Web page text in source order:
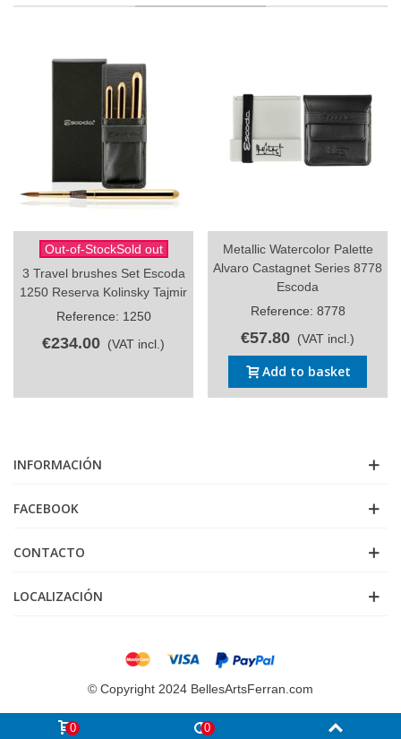
Out-of-StockSold out
3 Travel brushes Set Escoda
1250 Reserva Kolinsky Tajmir
Reference: 1250
€234.00 (VAT incl.)
Metallic Watercolor Palette
Alvaro Castagnet Series 8778
Escoda
Reference: 8778
€57.80 (VAT incl.)
Add to basket
INFORMACIÓN
FACEBOOK
CONTACTO
LOCALIZACIÓN
© Copyright 2024 BellesArtsFerran.com
0 0